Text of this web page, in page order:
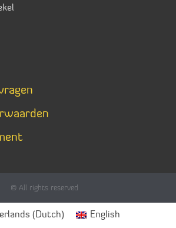
© All rights reserved
(Dutch) English